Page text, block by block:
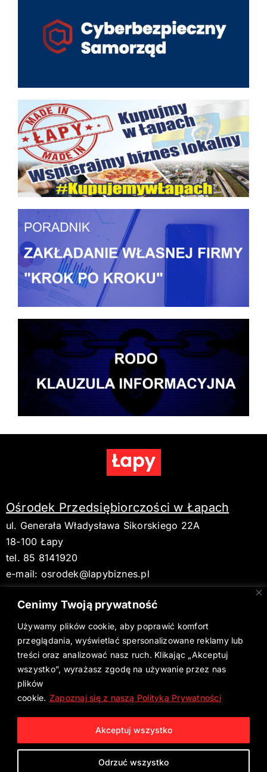
Cenimy Twoją prywatność
Używamy plików cookie, aby poprawić komfort
przeglądania, wyświetlać spersonalizowane reklamy lub
treści oraz analizować nasz ruch. Klikając „Akceptuj
wszystko”, wyrażasz zgodę na używanie przez nas
plików
cookie. Zapoznaj się z naszą Polityką Prywatności
Odrzuć wszystko
Akceptuj wszystko
Ośrodek Przedsiębiorczości w Łapach
ul. Generała Władysława Sikorskiego 22A
18-100 Łapy
tel. 85 8141920
e-mail: osrodek@lapybiznes.pl
BIP
Deklaracja dostępności
Aktualne wydanie Gazety Łapskiej
Polityka Prywatności